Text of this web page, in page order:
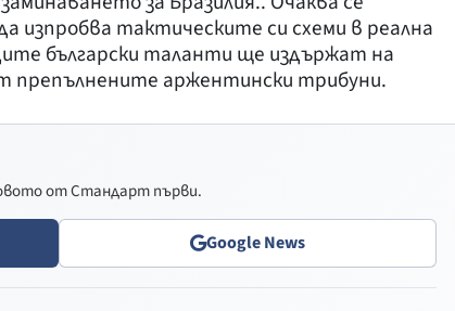
изпробва тактическите си схеми в реална
български таланти ще издържат на
препълнените аржентински трибуни.
от Стандарт първи.
Google News